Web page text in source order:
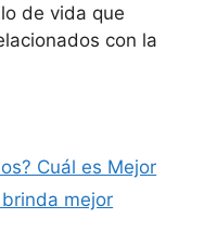
de vida que
con la
Cuál es Mejor
mejor